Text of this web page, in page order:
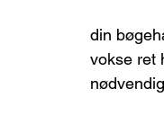
din
vokse ret